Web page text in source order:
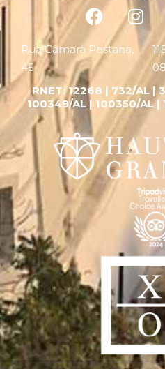
Rua Câmara Pestana,
45
RNET:12268 | 732/AL |
100349/AL | 100350/AL |